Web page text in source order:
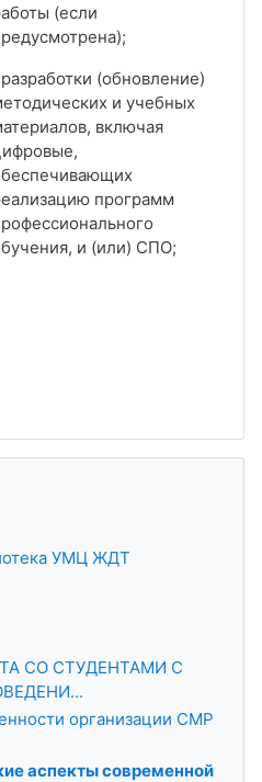
(если
разработки (обновление)
и учебных
включая
программ
и (или) СПО;
УМЦ ЖДТ
СО СТУДЕНТАМИ С
организации СМР
аспекты современной